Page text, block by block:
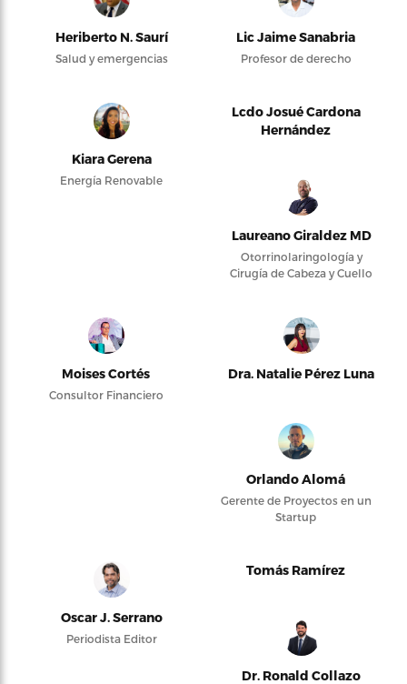
Heriberto N. Saurí
Salud y emergencias
Lic Jaime Sanabria
Profesor de derecho
Kiara Gerena
Energía Renovable
Lcdo Josué Cardona
Hernández
Laureano Giraldez MD
Otorrinolaringología y
Cirugía de Cabeza y Cuello
Moises Cortés
Consultor Financiero
Dra. Natalie Pérez Luna
Orlando Alomá
Gerente de Proyectos en un
Startup
Oscar J. Serrano
Periodista Editor
Tomás Ramírez
Dr. Ronald Collazo